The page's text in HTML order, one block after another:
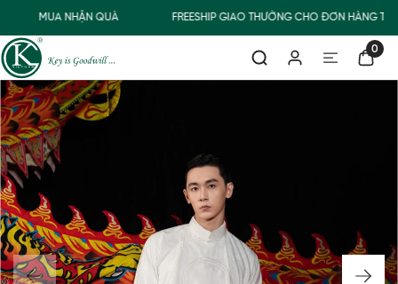
MUA NHẬN QUÀ FREESHIP GIAO THƯỜNG CHO ĐƠN HÀNG
0